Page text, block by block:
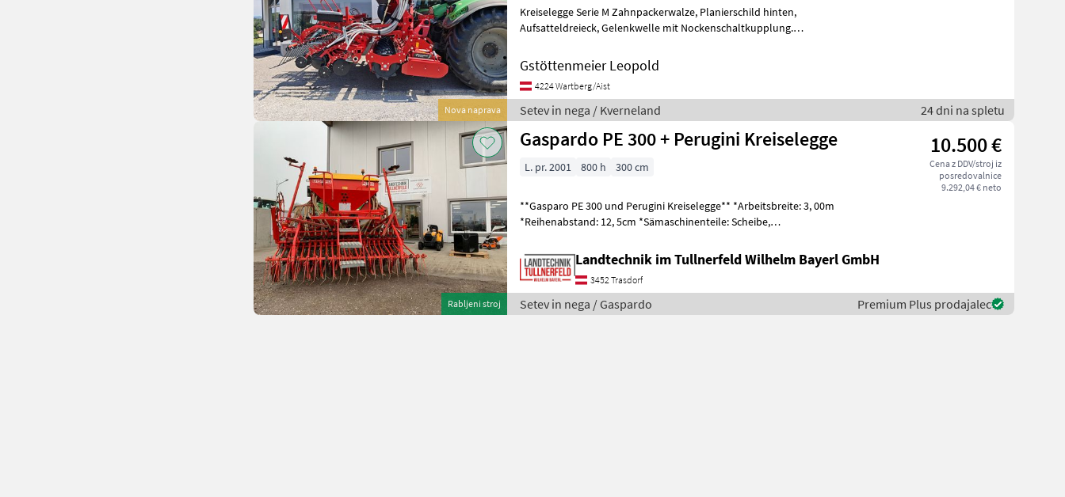
Nova naprava
Kreiselegge Serie M Zahnpackerwalze, Planierschild hinten,
Aufsatteldreieck, Gelenkwelle mit Nockenschaltkupplung.
Gstöttenmeier Leopold
4224 Wartberg/Aist
Setev in nega / Kverneland 24 dni na spletu
Rabljeni stroj
Gaspardo PE 300 + Perugini Kreiselegge 10.500 €
Cena z DDV/stroj iz
posredovalnice
9.292,04 € neto
L. pr. 2001 800 h 300 cm
**Gasparo PE 300 und Perugini Kreiselegge** *Arbeitsbreite: 3, 00m
*Reihenabstand: 12, 5cm *Sämaschinenteile: Scheibe,
Landtechnik im Tullnerfeld Wilhelm Bayerl GmbH
3452 Trasdorf
Setev in nega / Gaspardo Premium Plus prodajalec